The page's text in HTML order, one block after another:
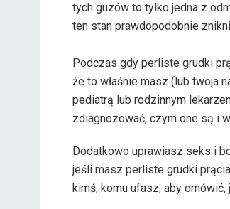
tych guzów to tylko jedna z
ten stan prawdopodobnie
Podczas gdy perliste grudki
że to właśnie masz (lub twoja
pediatrą lub rodzinnym
zdiagnozować, czym one są i
Dodatkowo uprawiasz seks i
jeśli masz perliste grudki
kimś, komu ufasz, aby